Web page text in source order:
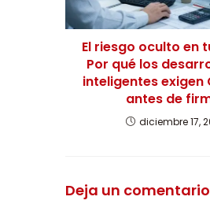
El riesgo oculto en
Por qué los
inteligentes exigen
antes de
diciembre 17,
Deja un comentario